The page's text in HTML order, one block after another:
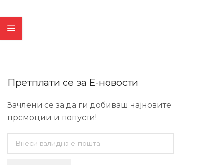
Претплати се за Е-новости
Зачлени се за да ги добиваш најновите
промоции и попусти!